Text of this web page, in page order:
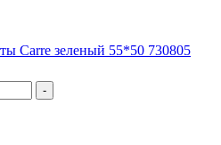
Carre зеленый 55*50 730805
-